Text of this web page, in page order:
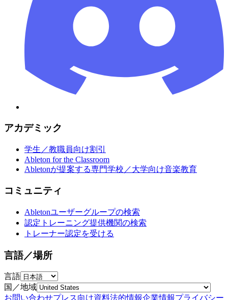
アカデミック
学生／教職員向け割引
Ableton for the Classroom
Abletonが提案する専門学校／大学向け音楽教育
コミュニティ
Abletonユーザーグループの検索
認定トレーニング提供機関の検索
トレーナー認定を受ける
言語／場所
言語
国／地域
お問い合わせプレス向け資料法的情報企業情報プライバシー